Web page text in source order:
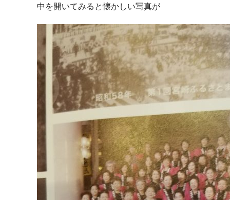
中を開いてみると懐かしい写真が